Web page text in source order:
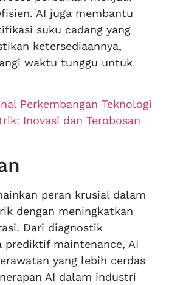
AI juga membantu
suku cadang yang
ketersediaannya,
waktu tunggu untuk
Perkembangan Teknologi
Inovasi dan Terobosan
peran krusial dalam
dengan meningkatkan
Dari diagnostik
prediktif maintenance, AI
yang lebih cerdas
AI dalam industri